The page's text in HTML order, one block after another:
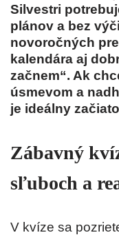
Silvestri
plánov a bez
novoročných
kalendára aj
začnem“. Ak
úsmevom a
je ideálny
Zábavný
sľuboch a
V kvíze sa